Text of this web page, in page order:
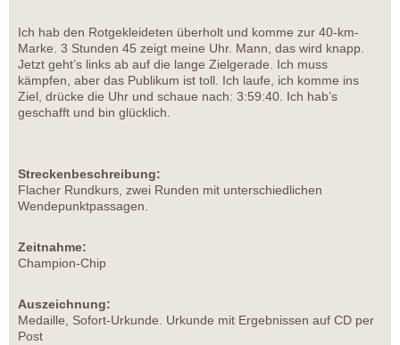
Ich hab den Rotgekleideten überholt und komme zur 40-km-
Marke. 3 Stunden 45 zeigt meine Uhr. Mann, das wird knapp.
Jetzt geht’s links ab auf die lange Zielgerade. Ich muss
kämpfen, aber das Publikum ist toll. Ich laufe, ich komme ins
Ziel, drücke die Uhr und schaue nach: 3:59:40. Ich hab’s
geschafft und bin glücklich.
Streckenbeschreibung:
Flacher Rundkurs, zwei Runden mit unterschiedlichen
Wendepunktpassagen.
Zeitnahme:
Champion-Chip
Auszeichnung:
Medaille, Sofort-Urkunde. Urkunde mit Ergebnissen auf CD per
Post